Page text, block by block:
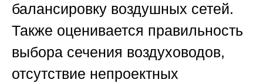
балансировку воздушных сетей.
Также оценивается правильность
выбора сечения воздуховодов,
отсутствие непроектных